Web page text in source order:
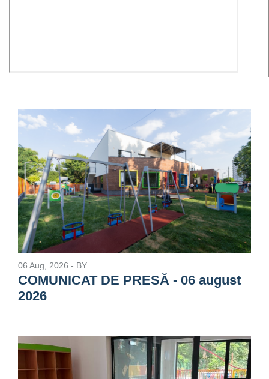
06 Aug, 2026 - BY
COMUNICAT DE PRESĂ - 06 august
2026